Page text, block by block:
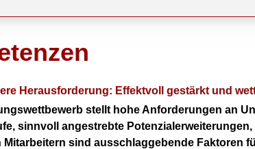
Herausforderung: Effektvoll gestärkt und
stellt hohe Anforderungen an
sinnvoll angestrebte
Mitarbeitern sind ausschlaggebende Faktoren